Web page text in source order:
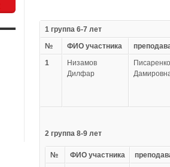
1 группа 6-7 лет
№
ФИО участника
1
Низамов
Дилфар
2 группа 8-9 лет
№ ФИО участника